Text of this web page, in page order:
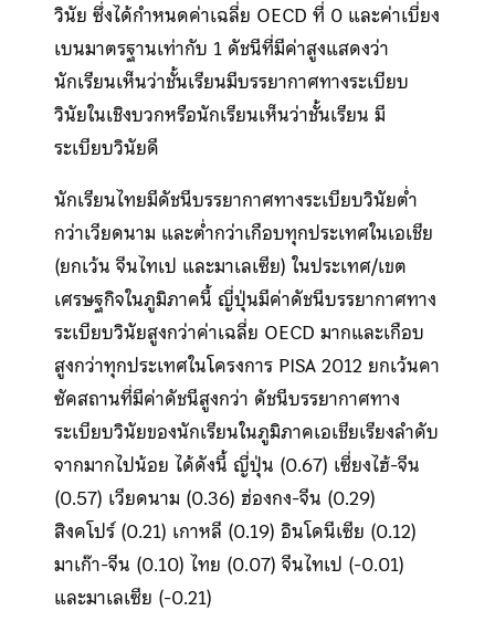
วินัย ซึ่งได้กำหนดค่าเฉลี่ย OECD ที่ 0 และค่าเบี่ยง
เบนมาตรฐานเท่ากับ 1 ดัชนีที่มีค่าสูงแสดงว่า
นักเรียนเห็นว่าชั้นเรียนมีบรรยากาศทางระเบียบ
วินัยในเชิงบวกหรือนักเรียนเห็นว่าชั้นเรียน มี
ระเบียบวินัยดี
นักเรียนไทยมีดัชนีบรรยากาศทางระเบียบวินัยต่ำ
กว่าเวียดนาม และต่ำกว่าเกือบทุกประเทศในเอเชีย
(ยกเว้น จีนไทเป และมาเลเซีย) ในประเทศ/เขต
เศรษฐกิจในภูมิภาคนี้ ญี่ปุ่นมีค่าดัชนีบรรยากาศทาง
ระเบียบวินัยสูงกว่าค่าเฉลี่ย OECD มากและเกือบ
สูงกว่าทุกประเทศในโครงการ PISA 2012 ยกเว้นคา
ซัคสถานที่มีค่าดัชนีสูงกว่า ดัชนีบรรยากาศทาง
ระเบียบวินัยของนักเรียนในภูมิภาคเอเชียเรียงลำดับ
จากมากไปน้อย ได้ดังนี้ ญี่ปุ่น (0.67) เซี่ยงไฮ้-จีน
(0.57) เวียดนาม (0.36) ฮ่องกง-จีน (0.29)
สิงคโปร์ (0.21) เกาหลี (0.19) อินโดนีเซีย (0.12)
มาเก๊า-จีน (0.10) ไทย (0.07) จีนไทเป (-0.01)
และมาเลเซีย (-0.21)